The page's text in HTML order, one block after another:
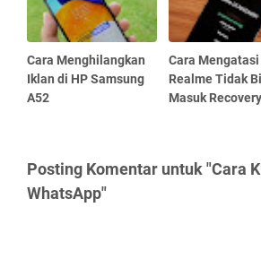
Cara Menghilangkan
Iklan di HP Samsung
A52
Cara Mengatasi
Realme Tidak
Masuk
Posting Komentar untuk "Cara
WhatsApp"